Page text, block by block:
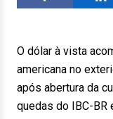
O dólar à vista
americana no
após abertura da
quedas do IBC-BR